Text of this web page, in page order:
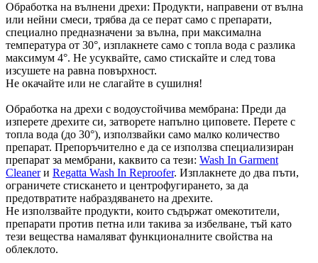
Обработка на вълнени дрехи: Продукти, направени от вълна
или нейни смеси, трябва да се перат само с препарати,
специално предназначени за вълна, при максимална
температура от 30°, изплакнете само с топла вода с разлика
максимум 4°. Не усуквайте, само стискайте и след това
изсушете на равна повърхност.
Не окачайте или не слагайте в сушилня!
Обработка на дрехи с водоустойчива мембрана: Преди да
изперете дрехите си, затворете напълно циповете. Перете с
топла вода (до 30°), използвайки само малко количество
препарат. Препоръчително е да се използва специализиран
препарат за мембрани, каквито са тези: Wash In Garment
Cleanerи Regatta Wash In Reproofer. Изплакнете до два пъти,
ограничете стискането и центрофугирането, за да
предотвратите набраздяването на дрехите.
Не използвайте продукти, които съдържат омекотители,
препарати против петна или такива за избелване, тъй като
тези вещества намаляват функционалните свойства на
облеклото.